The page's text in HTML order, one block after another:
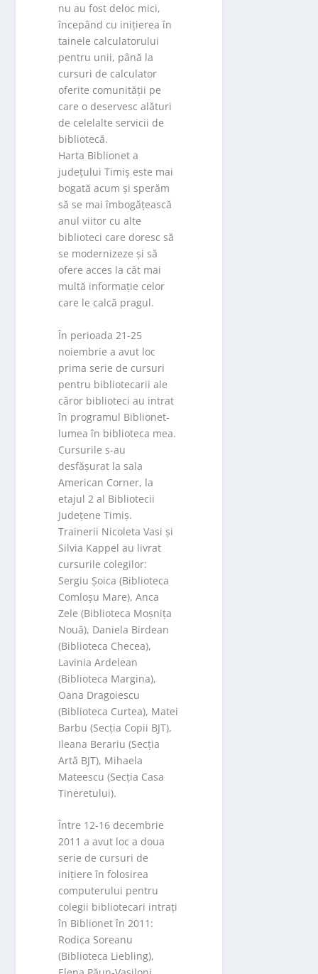
nu au fost deloc mici,
începând cu inițierea în
tainele calculatorului
pentru unii, până la
cursuri de calculator
oferite comunității pe
care o deservesc alături
de celelalte servicii de
bibliotecă.
Harta Biblionet a
județului Timiș este mai
bogată acum și sperăm
să se mai îmbogățească
anul viitor cu alte
biblioteci care doresc să
se modernizeze și să
ofere acces la cât mai
multă informație celor
care le calcă pragul.
În perioada 21-25
noiembrie a avut loc
prima serie de cursuri
pentru bibliotecarii ale
căror biblioteci au intrat
în programul Biblionet-
lumea în biblioteca mea.
Cursurile s-au
desfășurat la sala
American Corner, la
etajul 2 al Bibliotecii
Județene Timiș.
Trainerii Nicoleta Vasi și
Silvia Kappel au livrat
cursurile colegilor:
Sergiu Șoica (Biblioteca
Comloșu Mare), Anca
Zele (Biblioteca Moșnița
Nouă), Daniela Birdean
(Biblioteca Checea),
Lavinia Ardelean
(Biblioteca Margina),
Oana Dragoiescu
(Biblioteca Curtea), Matei
Barbu (Secția Copii BJT),
Ileana Berariu (Secția
Artă BJT), Mihaela
Mateescu (Secția Casa
Tineretului).
Între 12-16 decembrie
2011 a avut loc a doua
serie de cursuri de
inițiere în folosirea
computerului pentru
colegii bibliotecari intrați
în Biblionet în 2011:
Rodica Soreanu
(Biblioteca Liebling),